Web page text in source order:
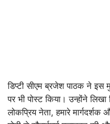
डिप्टी सीएम ब्रजेश पाठक ने इस
पर भी पोस्ट किया। उन्होंने
लोकप्रिय नेता, हमारे मार्गदर्शक